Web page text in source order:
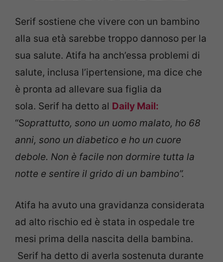
Serif sostiene che vivere con un bambino
alla sua età sarebbe troppo dannoso per la
sua salute. Atifa ha anch’essa problemi di
salute, inclusa l’ipertensione, ma dice che
è pronta ad allevare sua figlia da
sola. Serif ha detto al Daily Mail:
“Soprattutto, sono un uomo malato, ho 68
anni, sono un diabetico e ho un cuore
debole. Non è facile non dormire tutta la
notte e sentire il grido di un bambino”.
Atifa ha avuto una gravidanza considerata
ad alto rischio ed è stata in ospedale tre
mesi prima della nascita della bambina.
Serif ha detto di averla sostenuta durante